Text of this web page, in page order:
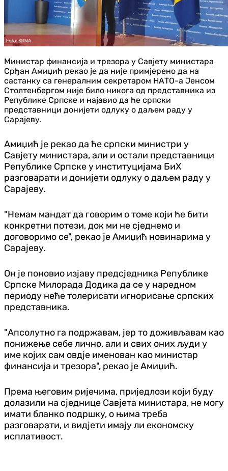
Министар финансија и трезора у Савјету министара
Срђан Амиџић рекао је да није примјерено да на
састанку са генералним секретаром НАТО-а Јенсом
Столтенбергом није било никога од представника из
Републике Српске и најавио да ће српски
представници донијети одлуку о даљем раду у
Сарајеву.
Амиџић је рекао да ће српски министри у
Савјету министара, али и остали представници
Републике Српске у институцијама БиХ
разговарати и донијети одлуку о даљем раду у
Сарајеву.
"Немам мандат да говорим о томе који ће бити
конкретни потези, док ми не сједнемо и
договоримо се", рекао је Амиџић новинарима у
Сарајеву.
Он је поновио изјаву предсједника Републике
Српске Милорада Додика да се у наредном
периоду неће толерисати игнорисање српских
представника.
"Апсолутно га подржавам, јер то доживљавам као
понижење себе лично, али и свих оних људи у
име којих сам овдје именован као министар
финансија и трезора", рекао је Амиџић.
Према његовим ријечима, приједлози који буду
долазили на сједнице Савјета министара, не могу
имати бланко подршку, о њима треба
разговарати, и видјети имају ли економску
исплативост.